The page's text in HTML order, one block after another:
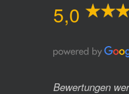
5,0
Bewertungen